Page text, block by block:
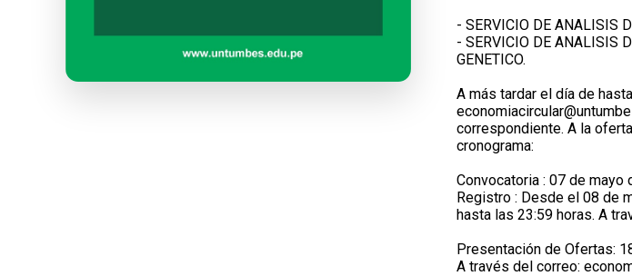
- SERVICIO DE ANALISIS
- SERVICIO DE ANALISIS
GENETICO.
A más tardar el día de
correspondiente. A la
cronograma:
Convocatoria : 07 de mayo
Registro : Desde el 08 de
hasta las 23:59 horas. A
Presentación de Ofertas:
A través del correo: